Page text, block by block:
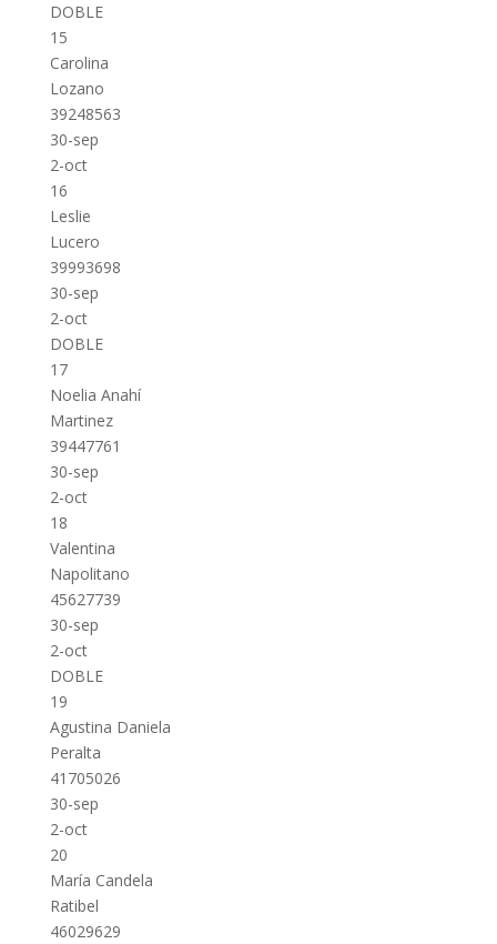
DOBLE
15
Carolina
Lozano
39248563
30-sep
2-oct
16
Leslie
Lucero
39993698
30-sep
2-oct
DOBLE
17
Noelia Anahí
Martinez
39447761
30-sep
2-oct
18
Valentina
Napolitano
45627739
30-sep
2-oct
DOBLE
19
Agustina Daniela
Peralta
41705026
30-sep
2-oct
20
María Candela
Ratibel
46029629